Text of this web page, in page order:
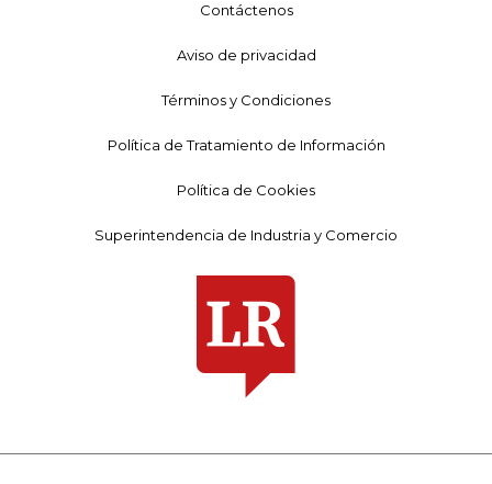
Contáctenos
Aviso de privacidad
Términos y Condiciones
Política de Tratamiento de Información
Política de Cookies
Superintendencia de Industria y Comercio